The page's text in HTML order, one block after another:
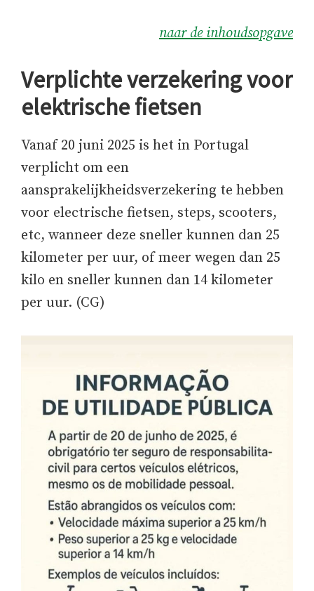
naar de inhoudsopgave
Verplichte verzekering voor
elektrische fietsen
Vanaf 20 juni 2025 is het in Portugal
verplicht om een
aansprakelijkheidsverzekering te hebben
voor electrische fietsen, steps, scooters,
etc, wanneer deze sneller kunnen dan 25
kilometer per uur, of meer wegen dan 25
kilo en sneller kunnen dan 14 kilometer
per uur. (CG)